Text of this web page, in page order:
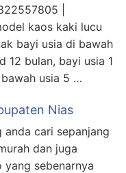
|
kaos kaki lucu
bayi usia di bawah
12 bulan, bayi usia 1
usia 5 …
Nias
cari sepanjang
dan juga
sebenarnya